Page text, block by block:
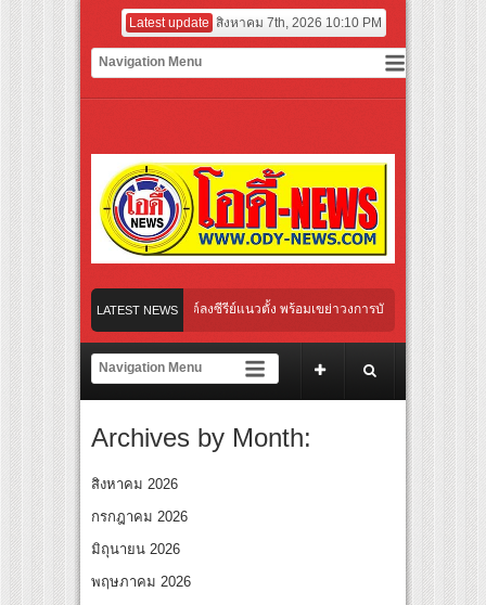
Latest update สิงหาคม 7th, 2026 10:10 PM
LATEST NEWS
งไทย เตรียมเดบิวต์ลงซีรีย์แนวตั้ง พร้อมเขย่าวงการบันเทิงยุคดิจิทัล
ใหม่ “Your Candy” พร้อมเสิร์ฟ MV สดใส ได้ “ต้าเหนิง” และ “ณิชา” ร่วมเติมสีสัน
ลุกกระแส ผิวโชกุ ผิวโชว์ได้ ตอบโจทย์คนรุ่นใหม่
“Under Her Rules ใต้เงาจันทรา” เปิดเคมี “อุ้ม–มีนา” ประกบคู่ครั้งสำคัญ ชวนแฟน
“เลิกอาย เลิกเงียบ เลิกชะล่าใจ” เรื่อง HPV ในแคมเปญ “HPV ไม่เป็นไร…ไม่ได้”
ไทย เตรียมเดบิวต์ลงซีรีย์แนวตั้ง พร้อมเขย่าวงการบันเทิงยุคดิจิทัล
Archives by Month:
สิงหาคม 2026
กรกฎาคม 2026
มิถุนายน 2026
พฤษภาคม 2026